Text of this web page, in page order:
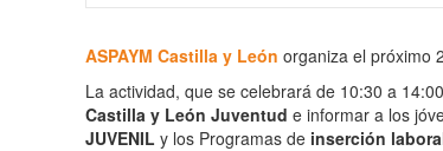
ASPAYM Castilla y León organiza el próximo
La actividad, que se celebrará de 10:30 a
Castilla y León Juventud e informar a los
JUVENIL y los Programas de inserción